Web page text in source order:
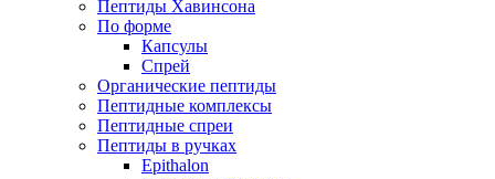
Пептиды Хавинсона
По форме
Капсулы
Спрей
Органические пептиды
Пептидные комплексы
Пептидные спреи
Пептиды в ручках
Epithalon